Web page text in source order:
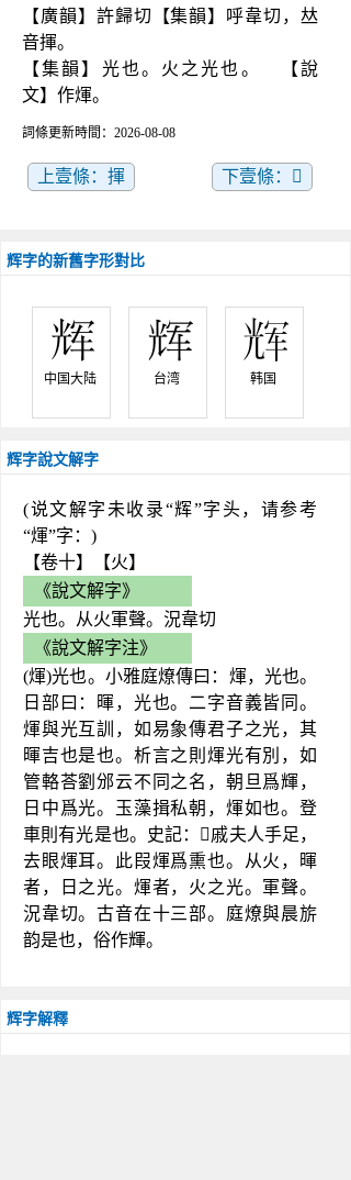
【廣韻】許歸切【集韻】呼韋切，𠀤
音揮。
【集韻】光也。火之光也。　【說
文】作煇。
詞條更新時間：2026-08-08
上壹條：揮 下壹條：𤟤
辉字的新舊字形對比
中国大陆 台湾 韩国
辉字說文解字
(说文解字未收录“辉”字头，请参考
“煇”字：)
【卷十】【火】
《說文解字》
光也。从火軍聲。況韋切
《說文解字注》
(煇)光也。小雅庭燎傳曰：煇，光也。
日部曰：暉，光也。二字音義皆同。
煇與光互訓，如易𧰼傳君子之光，其
暉吉也是也。析言之則煇光有別，如
管輅荅劉邠云不同之名，朝旦爲輝，
日中爲光。玉藻揖私朝，煇如也。登
車則有光是也。史記：𣃔戚夫人手足，
去眼煇耳。此叚煇爲熏也。从火，暉
者，日之光。煇者，火之光。軍聲。
況韋切。古音在十三部。庭燎與晨旂
韵是也，俗作輝。
辉字解釋